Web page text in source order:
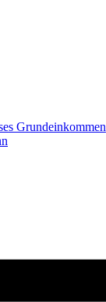
Grundeinkommen